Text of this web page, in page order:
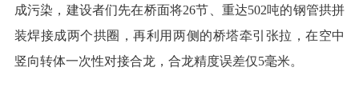
成污染，建设者们先在桥面将26节、重达502吨的钢管拱拼
装焊接成两个拱圈，再利用两侧的桥塔牵引张拉，在空中
竖向转体一次性对接合龙，合龙精度误差仅5毫米。